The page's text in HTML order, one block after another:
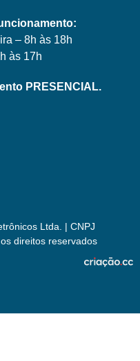
– 8h às 18h
às 17h
PRESENCIAL.
Ltda. | CNPJ
direitos reservados